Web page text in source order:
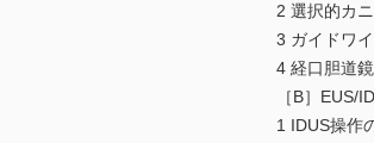
2 選択的カ
3 ガイドワ
4 経口胆道
［B］EUS/
1 IDUS操作